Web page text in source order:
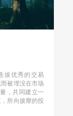
拔优秀的交易
被埋没在市场
，共同建立一
所向披靡的投